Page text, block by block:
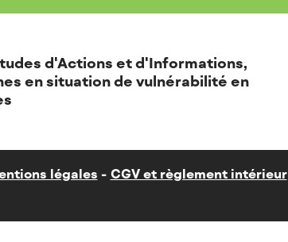
d'Actions et d'Informations,
en situation de vulnérabilité en
légales CGV et règlement intérieur